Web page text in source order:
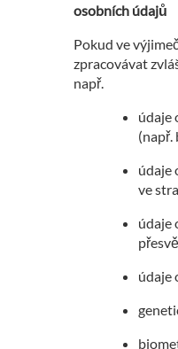
osobních údajů
Pokud ve
zpracovávat
např.
údaje
(např.
údaje
ve
údaje
údaje